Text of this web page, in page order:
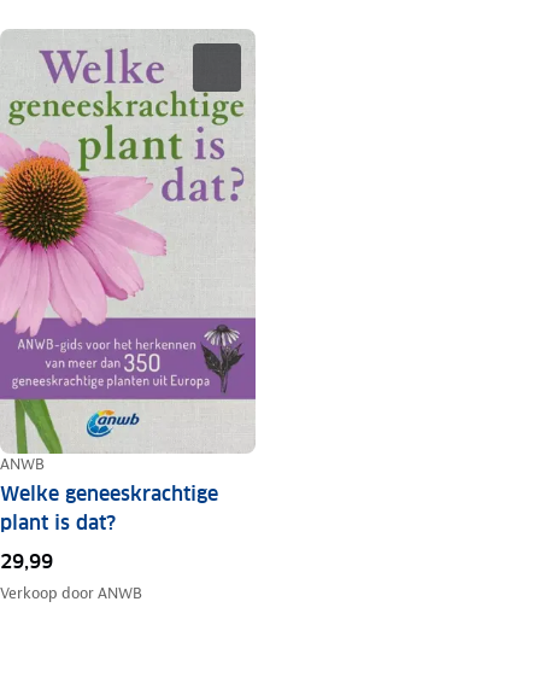
ANWB
Welke geneeskrachtige
plant is dat?
29,99
Verkoop doorANWB